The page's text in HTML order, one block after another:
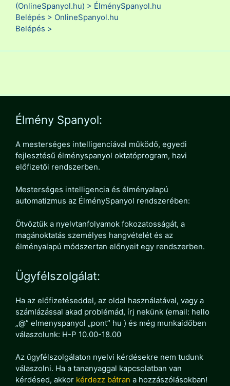
(OnlineSpanyol.hu) > ÉlménySpanyol.hu
Belépés > OnlineSpanyol.hu
Belépés >
Élmény Spanyol:
A mesterséges intelligenciával működő, egyedi
fejlesztésű élményspanyol oktatóprogram, havi
előfizetői rendszerben.
Mesterséges intelligencia és élményalapú
automatizmus az ÉlménySpanyol rendszerében:
Ötvöztük a nyelvtanfolyamok fokozatosságát, a
magánoktatás személyes hangvételét és az
élményalapú módszertan előnyeit egy rendszerben.
Ügyfélszolgálat:
Ha az előfizetéseddel, az oldal használatával, vagy a
számlázással akad problémád, írj nekünk (email: hello
„@” elmenyspanyol „pont” hu ) és még munkaidőben
válaszolunk: H-P 10.00-18.00
Az ügyfélszolgálaton nyelvi kérdésekre nem tudunk
válaszolni. Ha a tananyaggal kapcsolatban van
kérdésed, akkor kérdezz bátran a hozzászólásokban!